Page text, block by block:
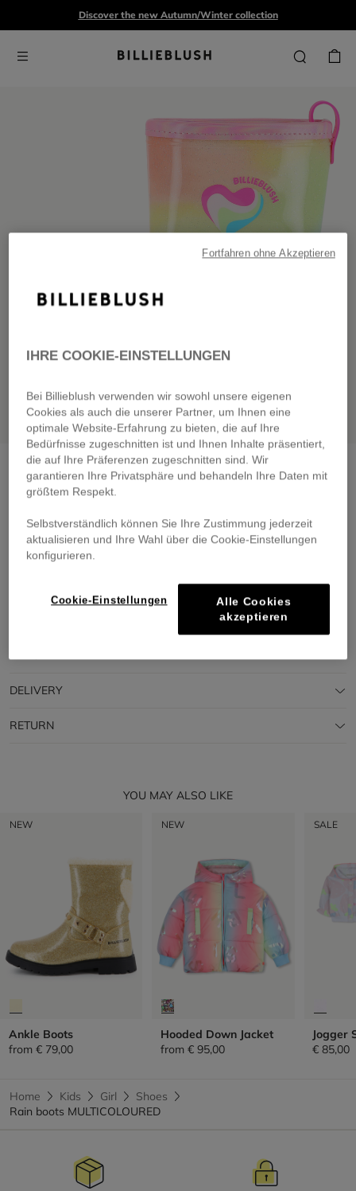
Discover the new Autumn/Winter collection
Rain bootsmulticoloured
Pay in 4 interest-free instalments
🔒 Secure payment & easy returns
DELIVERY
RETURN
YOU MAY ALSO LIKE
NEW
Ankle Boots
from € 79,00
NEW
Hooded Down Jacket
from € 95,00
SALE
Jogger
€ 85,00
Home Kids Girl
Shoes
Rain boots MULTICOLOURED
IHRE COOKIE-EINSTELLUNGEN
Bei Billieblush verwenden wir sowohl unsere eigenen
Cookies als auch die unserer Partner, um Ihnen eine
optimale Website-Erfahrung zu bieten, die auf Ihre
Bedürfnisse zugeschnitten ist und Ihnen Inhalte präsentiert,
die auf Ihre Präferenzen zugeschnitten sind. Wir
garantieren Ihre Privatsphäre und behandeln Ihre Daten mit
größtem Respekt.
Selbstverständlich können Sie Ihre Zustimmung jederzeit
aktualisieren und Ihre Wahl über die Cookie-Einstellungen
konfigurieren.
Cookie-Einstellungen
Alle Cookies
akzeptieren
Fortfahren ohne Akzeptieren